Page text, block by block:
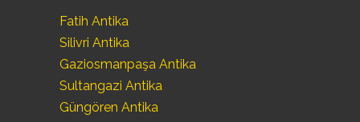
Fatih Antika
Silivri Antika
Gaziosmanpaşa Antika
Sultangazi Antika
Güngören Antika